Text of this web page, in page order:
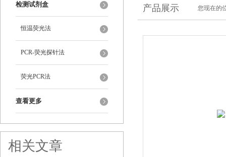
检测试剂盒
恒温荧光法
PCR-荧光探针法
荧光PCR法
查看更多
相关文章
产品展示 您现在的